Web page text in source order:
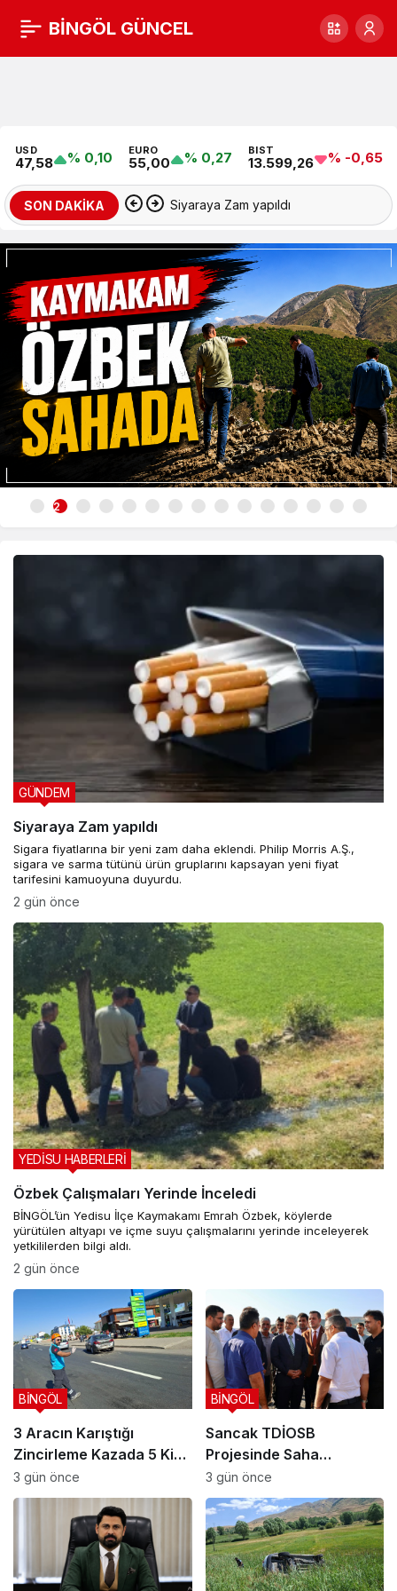
BİNGÖL GÜNCEL
Bingöl
USD
47,58 % 0,10 EURO
55,00 % 0,27 BIST
13.599,26 % -0,65
SON DAKİKA Siyaraya Zam yapıldı
3
Siyaraya Zam yapıldı
Sigara fiyatlarına bir yeni zam daha eklendi. Philip Morris A.Ş.,
sigara ve sarma tütünü ürün gruplarını kapsayan yeni fiyat
tarifesini kamuoyuna duyurdu.
2 gün önce
GÜNDEM
Özbek Çalışmaları Yerinde İnceledi
BİNGÖL’ün Yedisu İlçe Kaymakamı Emrah Özbek, köylerde
yürütülen altyapı ve içme suyu çalışmalarını yerinde inceleyerek
yetkililerden bilgi aldı.
2 gün önce
YEDİSU HABERLERİ
3 Aracın Karıştığı
Zincirleme Kazada 5 Kişi
Yaralandı
3 gün önce
BİNGÖL
Sancak TDİOSB
Projesinde Saha
İncelemesi Yapıldı: 15.5
Milyar TL’lik Dev Yatırım
3 gün önce
BİNGÖL